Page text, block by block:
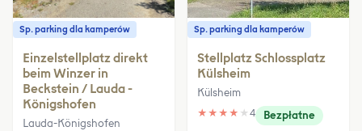
Sp. parking dla kamperów
Einzelstellplatz direkt
beim Winzer in
Beckstein / Lauda -
Königshofen
Lauda-Königshofen
Sp. parking dla kamperów
Stellplatz Schlossplatz
Külsheim
Külsheim
★ ★ ★ ★ ★ 4 Bezpłatne